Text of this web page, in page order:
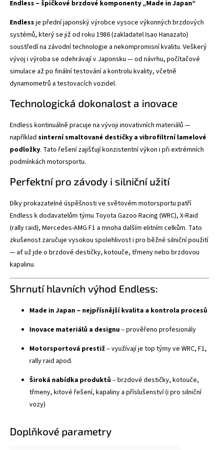
Endless – špičkové brzdové komponenty „Made in Japan“
Endless je přední japonský výrobce vysoce výkonných brzdových
systémů, který se již od roku 1986 (zakladatel Isao Hanazato)
soustředí na závodní technologie a nekompromisní kvalitu. Veškerý
vývoj i výroba se odehrávají v Japonsku — od návrhu, počítačové
simulace až po finální testování a kontrolu kvality, včetně
dynamometrů a testovacích vozidel.
Technologická dokonalost a inovace
Endless kontinuálně pracuje na vývoji inovativních materiálů —
například sinterní smaltované destičky a vibrofiltrní lamelové
podložky. Tato řešení zajišťují konzistentní výkon i při extrémních
podmínkách motorsportu.
Perfektní pro závody i silniční užití
Díky prokazatelné úspěšnosti ve světovém motorsportu patří
Endless k dodavatelům týmu Toyota Gazoo Racing (WRC), X-Raid
(rally raid), Mercedes-AMG F1 a mnoha dalším elitním celkům. Tato
zkušenost zaručuje vysokou spolehlivost i pro běžné silniční použití
— ať už jde o brzdové destičky, kotouče, třmeny nebo brzdovou
kapalinu.
Shrnutí hlavních výhod Endless:
Made in Japan – nejpřísnější kvalita a kontrola procesů
Inovace materiálů a designu– prověřeno profesionály
Motorsportová prestiž – využívají je top týmy ve WRC, F1,
rally raid apod.
Široká nabídka produktů– brzdové destičky, kotouče,
třmeny, kitové řešení, kapaliny a příslušenství (i pro silniční
vozy)
Doplňkové parametry